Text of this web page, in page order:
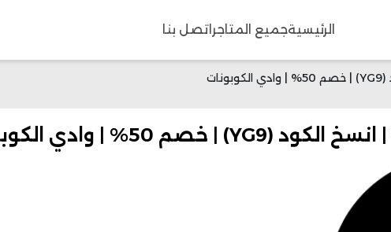
الرئيسيةجميع المتاجر اتصل بنا